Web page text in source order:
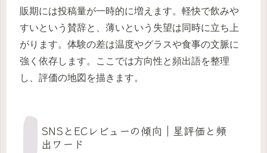
販期には投稿量が一時的に増えます。軽快で飲みや
すいという賛辞と、薄いという失望は同時に立ち上
がります。体験の差は温度やグラスや食事の文脈に
強く依存します。ここでは方向性と頻出語を整理
し、評価の地図を描きます。
SNSとECレビューの傾向｜星評価と頻
出ワード